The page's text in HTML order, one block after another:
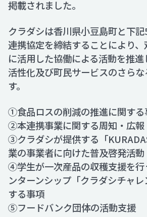
News
Recruit
Contact
掲載されました。
クラダシは香川県小豆島町と下
連携協定を締結することにより
に活用した協働による活動を推
活性化及び町民サービスのさら
す。
①食品ロスの削減の推進に関する
②本連携事業に関する周知・広報
③クラダシが提供する「
業の事業者に向けた普及啓発活動
④学生が一次産品の収穫支援を行
ンターンシップ「クラダシチャ
する事項
⑤フードバンク団体の活動支援